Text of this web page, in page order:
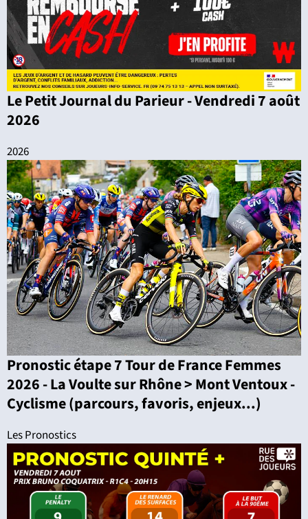
Le Petit Journal du Parieur - Vendredi 7 août
2026
2026
Pronostic étape 7 Tour de France Femmes
2026 - La Voulte sur Rhône > Mont Ventoux -
Cyclisme (parcours, favoris, enjeux...)
Les Pronostics